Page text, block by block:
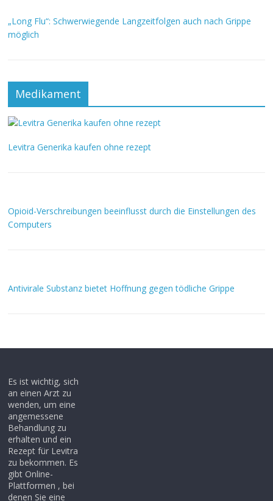
„Long Flu“: Schwerwiegende Langzeitfolgen auch nach Grippe
möglich
Medikament
Levitra Generika kaufen ohne rezept
Opioid-Verschreibungen beeinflusst durch die Einstellungen des
Computers
Antivirale Substanz bietet Hoffnung gegen tödliche Grippe
Es ist wichtig, sich
an einen Arzt zu
wenden, um eine
angemessene
Behandlung zu
erhalten und ein
Rezept für Levitra
zu bekommen. Es
gibt Online-
Plattformen , bei
denen Sie eine